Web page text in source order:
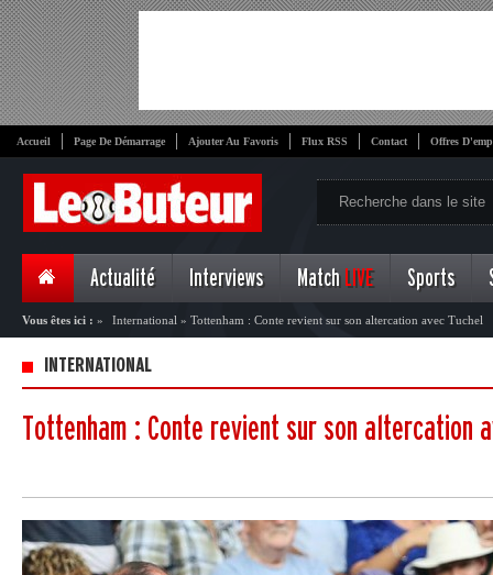
Accueil Page De Démarrage Ajouter Au Favoris Flux RSS Contact Offres
Actualité Interviews Match LIVE Sports
Vous êtes ici : » International » Tottenham : Conte revient sur son altercation avec Tuchel
INTERNATIONAL
Tottenham : Conte revient sur son altercation